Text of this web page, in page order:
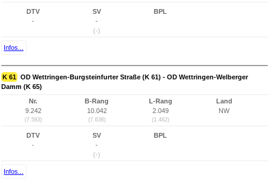
DTV
-
SV
-
(-)
BPL
Infos...
K 61 OD Wettringen-Burgsteinfurter Straße (K 61) - OD Wettringen-Welberger
Damm (K 65)
Nr.
9.242
(7.583)
B-Rang
10.042
(7.638)
L-Rang
2.049
(1.462)
Land
NW
DTV
-
SV
-
(-)
BPL
Infos...